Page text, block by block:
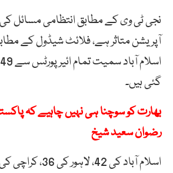
نجی ٹی وی کے مطابق انتظامی مسائل
آپریشن متاثر ہے، فلائٹ شیڈول کے
گئی ہیں۔
بھارت کو سوچنا ہی نہیں چاہیے کہ
رضوان سعید شیخ